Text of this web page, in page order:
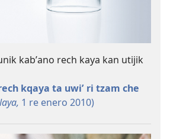
kabʼano rech kaya kan utijik
kqaya ta uwiʼ ri tzam che
1 re enero 2010)